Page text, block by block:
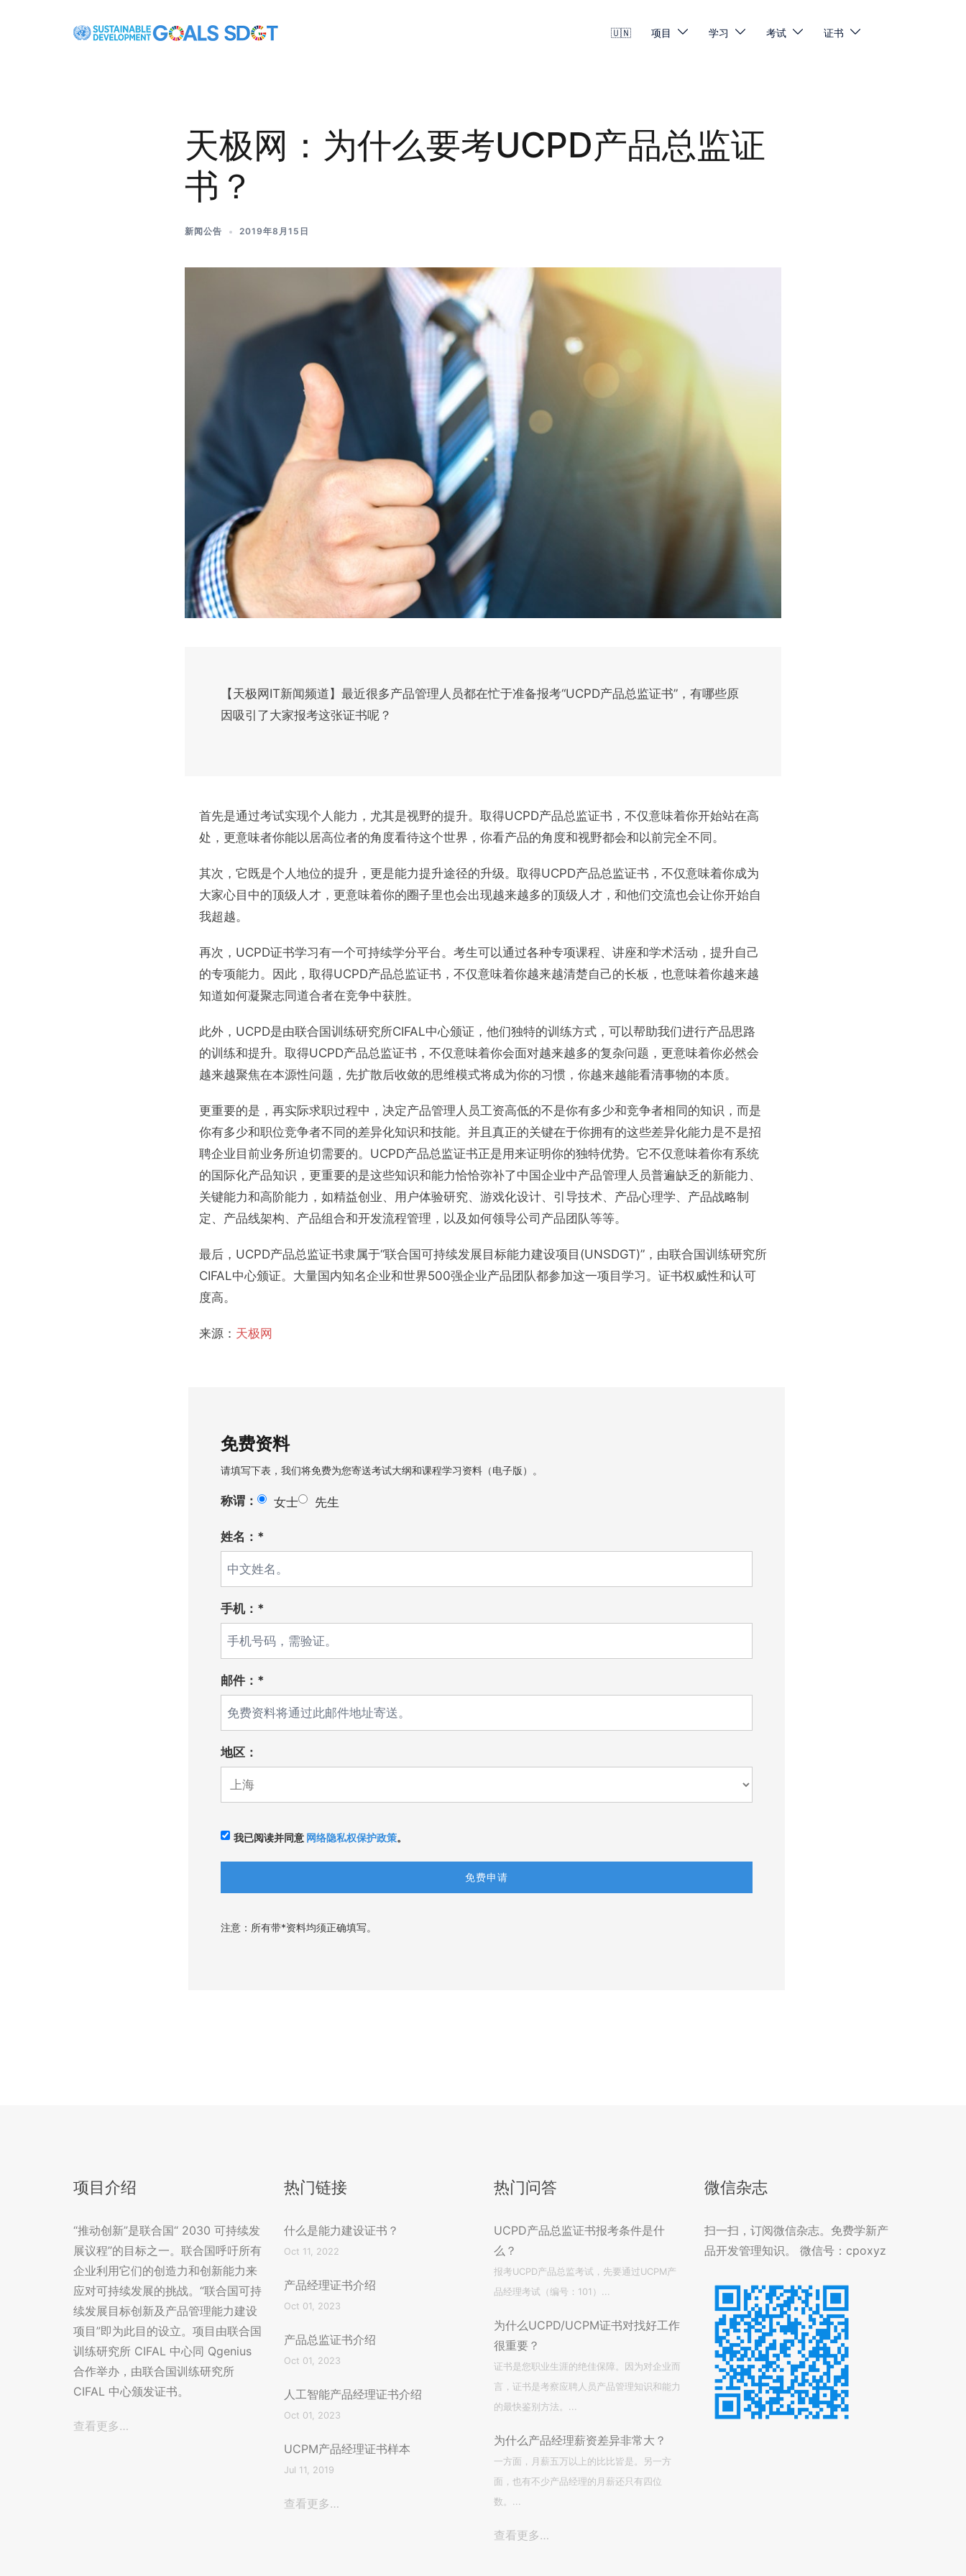
🇺🇳 项目 学习 考试 证书
天极网：为什么要考UCPD产品总监证
书？
新闻公告 2019年8月15日
【天极网IT新闻频道】最近很多产品管理人员都在忙于准备报考“UCPD产品总监证书”，有哪些原
因吸引了大家报考这张证书呢？
首先是通过考试实现个人能力，尤其是视野的提升。取得UCPD产品总监证书，不仅意味着你开始站在高
处，更意味者你能以居高位者的角度看待这个世界，你看产品的角度和视野都会和以前完全不同。
其次，它既是个人地位的提升，更是能力提升途径的升级。取得UCPD产品总监证书，不仅意味着你成为
大家心目中的顶级人才，更意味着你的圈子里也会出现越来越多的顶级人才，和他们交流也会让你开始自
我超越。
再次，UCPD证书学习有一个可持续学分平台。考生可以通过各种专项课程、讲座和学术活动，提升自己
的专项能力。因此，取得UCPD产品总监证书，不仅意味着你越来越清楚自己的长板，也意味着你越来越
知道如何凝聚志同道合者在竞争中获胜。
此外，UCPD是由联合国训练研究所CIFAL中心颁证，他们独特的训练方式，可以帮助我们进行产品思路
的训练和提升。取得UCPD产品总监证书，不仅意味着你会面对越来越多的复杂问题，更意味着你必然会
越来越聚焦在本源性问题，先扩散后收敛的思维模式将成为你的习惯，你越来越能看清事物的本质。
更重要的是，再实际求职过程中，决定产品管理人员工资高低的不是你有多少和竞争者相同的知识，而是
你有多少和职位竞争者不同的差异化知识和技能。并且真正的关键在于你拥有的这些差异化能力是不是招
聘企业目前业务所迫切需要的。UCPD产品总监证书正是用来证明你的独特优势。它不仅意味着你有系统
的国际化产品知识，更重要的是这些知识和能力恰恰弥补了中国企业中产品管理人员普遍缺乏的新能力、
关键能力和高阶能力，如精益创业、用户体验研究、游戏化设计、引导技术、产品心理学、产品战略制
定、产品线架构、产品组合和开发流程管理，以及如何领导公司产品团队等等。
最后，UCPD产品总监证书隶属于“联合国可持续发展目标能力建设项目(UNSDGT)”，由联合国训练研究所
CIFAL中心颁证。大量国内知名企业和世界500强企业产品团队都参加这一项目学习。证书权威性和认可
度高。
来源： 天极网
免费资料
请填写下表，我们将免费为您寄送考试大纲和课程学习资料（电子版）。
称谓： 女士 先生
姓名：*
手机：*
邮件：*
地区：
我已阅读并同意 网络隐私权保护政策。
注意：所有带*资料均须正确填写。
项目介绍
“推动创新”是联合国“ 2030 可持续发
展议程”的目标之一。联合国呼吁所有
企业利用它们的创造力和创新能力来
应对可持续发展的挑战。“联合国可持
续发展目标创新及产品管理能力建设
项目”即为此目的设立。项目由联合国
训练研究所 CIFAL 中心同 Qgenius
合作举办，由联合国训练研究所
CIFAL 中心颁发证书。
查看更多…
热门链接
什么是能力建设证书？
Oct 11, 2022
产品经理证书介绍
Oct 01, 2023
产品总监证书介绍
Oct 01, 2023
人工智能产品经理证书介绍
Oct 01, 2023
UCPM产品经理证书样本
Jul 11, 2019
查看更多…
热门问答
UCPD产品总监证书报考条件是什
么？
报考UCPD产品总监考试，先要通过UCPM产
品经理考试（编号：101）...
为什么UCPD/UCPM证书对找好工作
很重要？
证书是您职业生涯的绝佳保障。因为对企业而
言，证书是考察应聘人员产品管理知识和能力
的最快鉴别方法。...
为什么产品经理薪资差异非常大？
一方面，月薪五万以上的比比皆是。另一方
面，也有不少产品经理的月薪还只有四位
数。...
查看更多…
微信杂志
扫一扫，订阅微信杂志。免费学新产
品开发管理知识。 微信号：cpoxyz